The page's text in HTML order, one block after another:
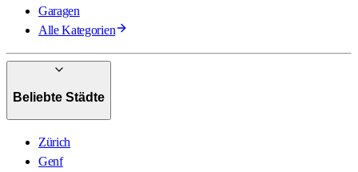
Garagen
Alle Kategorien
Beliebte Städte
Zürich
Genf